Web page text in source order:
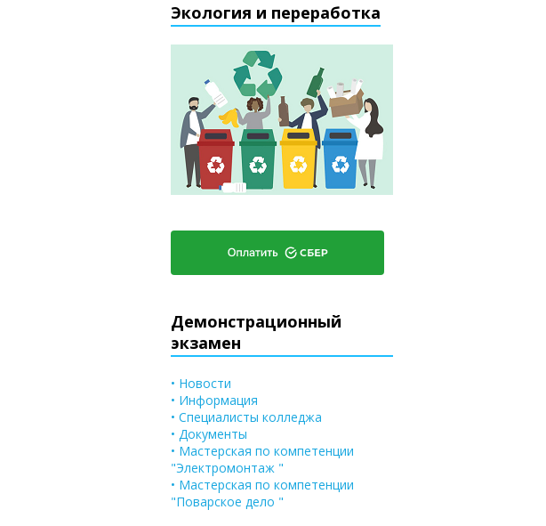
Экология и переработка
Демонстрационный
экзамен
• Новости
• Информация
• Специалисты колледжа
• Документы
• Мастерская по компетенции
"Электромонтаж "
• Мастерская по компетенции
"Поварское дело "